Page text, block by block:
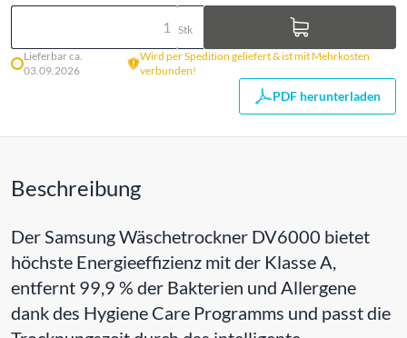
Stk
Lieferbar ca.
03.09.2026
Wird per Spedition geliefert & ist mit Mehrkosten
verbunden!
PDF herunterladen
Beschreibung
Der Samsung Wäschetrockner DV6000 bietet
höchste Energieeffizienz mit der Klasse A,
entfernt 99,9 % der Bakterien und Allergene
dank des Hygiene Care Programms und passt die